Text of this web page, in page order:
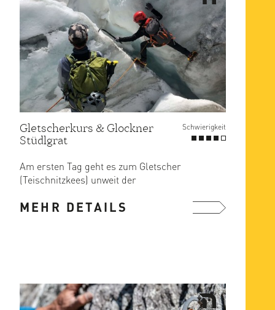
Gletscherkurs & Glockner
Stüdlgrat
Schwierigkeit
Am ersten Tag geht es zum Gletscher
(Teischnitzkees) unweit der
MEHR DETAILS